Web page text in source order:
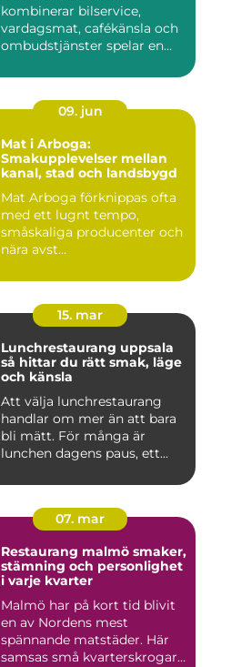
kombinerar bilservice,
vardagsmat, cafékänsla och
ombudstjänster spelar en
09. jun
Mat i Arboga:
Smakupplevelser mellan
kanal, stad och landsbygd
Mat Arboga förknippas ofta
med ett lugnt tempo,
småskaliga producenter och
nära avst...
15. mar
Lunchrestaurang uppsala
så hittar du rätt smak, läge
och känsla
Att välja lunchrestaurang
handlar om mer än att bara
bli mätt. För många är
lunchen dagens paus, ett...
07. mar
Restaurang malmö smaker,
stämning och personlighet
i varje kvarter
Malmö har på kort tid blivit
en av Nordens mest
spännande matstäder. Här
samsas små kvarterskrogar